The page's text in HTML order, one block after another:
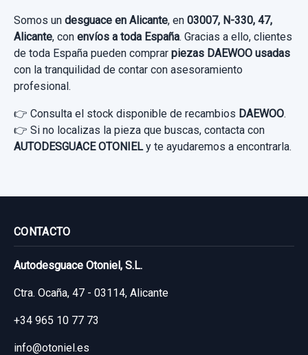
Somos un desguace en Alicante, en 03007, N-330, 47,
Alicante, con envíos a toda España. Gracias a ello, clientes
de toda España pueden comprar piezas DAEWOO usadas
con la tranquilidad de contar con asesoramiento
profesional.
👉 Consulta el stock disponible de recambios DAEWOO.
👉 Si no localizas la pieza que buscas, contacta con
AUTODESGUACE OTONIELy te ayudaremos a encontrarla.
CONTACTO
Autodesguace Otoniel, S.L.
Ctra. Ocaña, 47 - 03114, Alicante
+34 965 10 77 73
info@otoniel.es